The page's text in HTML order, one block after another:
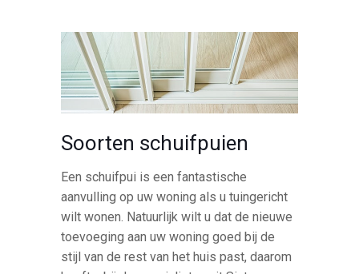
Soorten schuifpuien
Een schuifpui is een fantastische
aanvulling op uw woning als u tuingericht
wilt wonen. Natuurlijk wilt u dat de nieuwe
toevoeging aan uw woning goed bij de
stijl van de rest van het huis past, daarom